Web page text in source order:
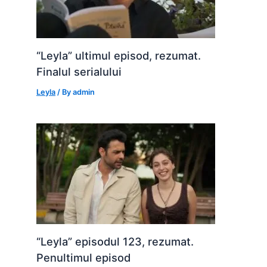
“Leyla” ultimul episod, rezumat.
Finalul serialului
Leyla / Byadmin
“Leyla” episodul 123, rezumat.
Penultimul episod